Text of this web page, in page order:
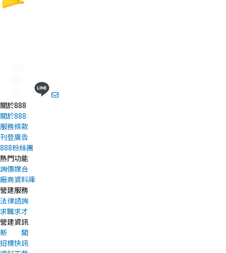
關於888
關於888
服務條款
刊登廣告
888粉絲團
熱門功能
詢價媒合
廠商資料庫
營建服務
法律諮詢
求職求才
營建資訊
新 聞
招標快訊